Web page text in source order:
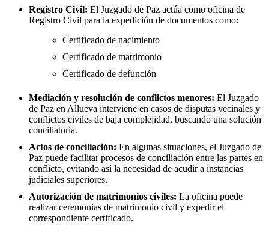
Registro Civil: El Juzgado de Paz actúa como oficina de
Registro Civil para la expedición de documentos como:
Certificado de nacimiento
Certificado de matrimonio
Certificado de defunción
Mediación y resolución de conflictos menores: El Juzgado
de Paz en Allueva interviene en casos de disputas vecinales y
conflictos civiles de baja complejidad, buscando una solución
conciliatoria.
Actos de conciliación: En algunas situaciones, el Juzgado de
Paz puede facilitar procesos de conciliación entre las partes en
conflicto, evitando así la necesidad de acudir a instancias
judiciales superiores.
Autorización de matrimonios civiles: La oficina puede
realizar ceremonias de matrimonio civil y expedir el
correspondiente certificado.